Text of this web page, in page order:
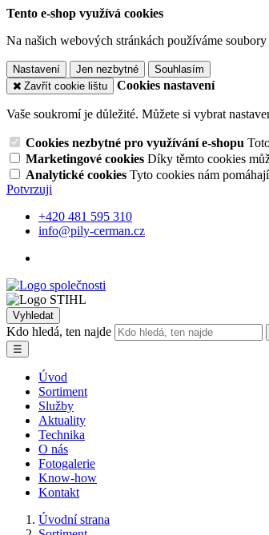
Tento e-shop využívá cookies
Na našich webových stránkách používáme
Nastavení Jen nezbytné
Souhlasím
Zavřít cookie lištu
Cookies nastavení
Vaše soukromí je důležité. Můžete si vybrat
Cookies nezbytné pro využívání e-shopu
Marketingové cookies Díky těmto cookies
Analytické cookies Tyto cookies nám
Potvrzuji
+420 481 595 310
info@pily-cerman.cz
Vyhledat
Kdo hledá, ten najde
☰
Úvod
Sortiment
Služby
Aktuality
Technika
O nás
Fotogalerie
Know-how
Kontakt
Úvodní strana